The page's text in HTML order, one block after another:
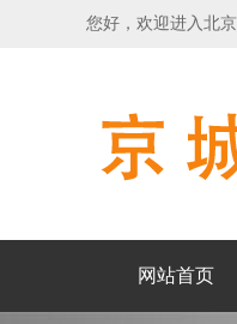
您好，欢迎进入北
网站首页